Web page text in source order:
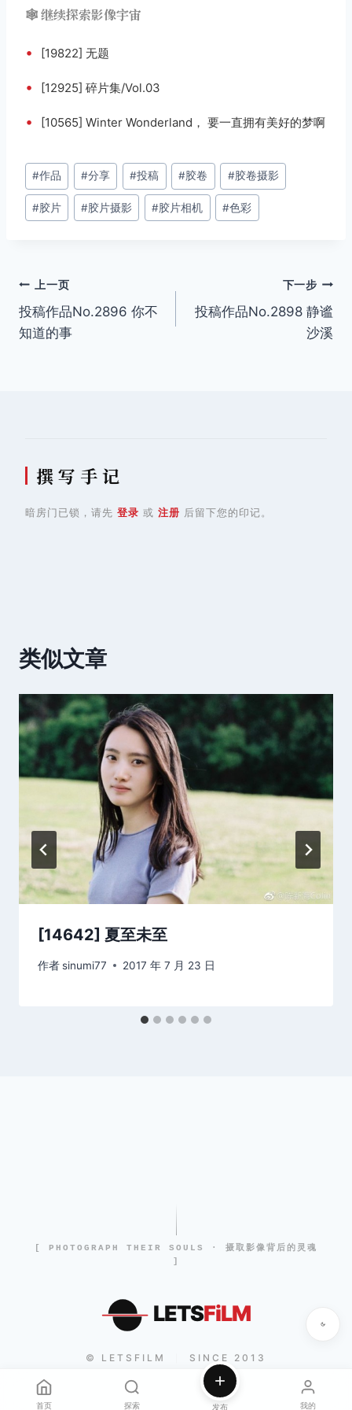
🕸️ 继续探索影像宇宙
• [19822] 无题
• [12925] 碎片集/Vol.03
• [10565] Winter Wonderland， 要一直拥有美好的梦啊
文
章
标
#作品 #分享 #投稿 #胶卷 #胶卷摄影
#胶片 #胶片摄影 #胶片相机 #色彩
文
章
上一页
投稿作品No.2896 你不
知道的事
下一步
投稿作品No.2898 静谧
沙溪
撰 写 手 记
暗房门已锁，请先 登录 或 注册 后留下您的印记。
类似文章
[14642] 夏至未至
作者sinumi77 2017 年 7 月 23 日
[ PHOTOGRAPH THEIR SOULS · 摄取影像背后的灵魂
]
LETSFiLM
© LETSFILM SINCE 2013
首页 探索 发布 我的